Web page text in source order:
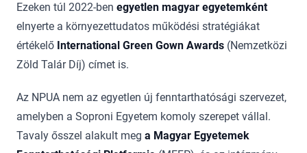
Ezeken túl 2022-ben egyetlen magyar egyetemként
elnyerte a környezettudatos műkö­dé­si stratégiákat
értékelő International Green Gown Awards (Nemzetközi
Zöld Talár Díj) címet is.
Az NPUA nem az egyetlen új fenntarthatósági szervezet,
amelyben a Soproni Egyetem komoly szerepet vállal.
Tavaly ősszel alakult meg a Magyar Egyetemek